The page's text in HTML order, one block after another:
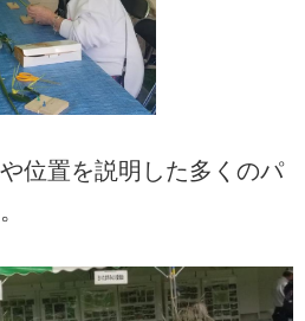
位置を説明した多くのパ